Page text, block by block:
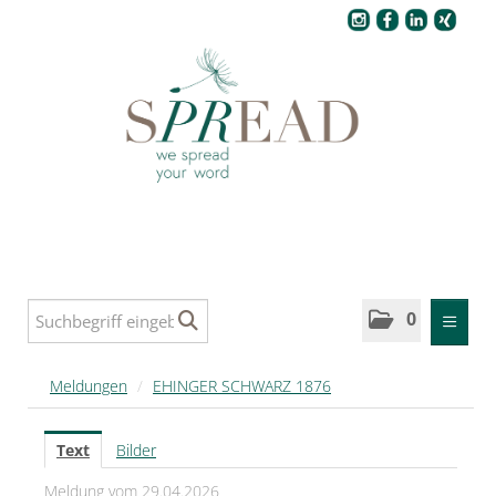
0
MELDUNGEN
SPREAD
SPREAD Medleys für Deutschland
Meldungen / EHINGER SCHWARZ 1876
Text
Bilder
Meldung vom 29.04.2026